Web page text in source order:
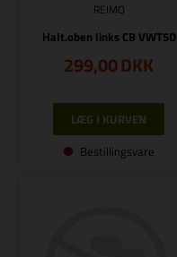
REIMO
Halt.oben links CB VWT5D
299,00DKK
Bestillingsvare